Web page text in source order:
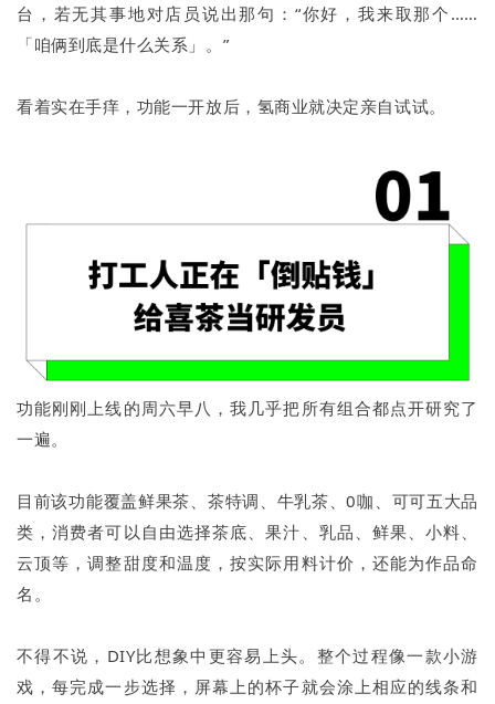
台，若无其事地对店员说出那句：“你好，我来取那个……
「咱俩到底是什么关系」。”
看着实在手痒，功能一开放后，氢商业就决定亲自试试。
功能刚刚上线的周六早八，我几乎把所有组合都点开研究了
一遍。
目前该功能覆盖鲜果茶、茶特调、牛乳茶、0咖、可可五大品
类，消费者可以自由选择茶底、果汁、乳品、鲜果、小料、
云顶等，调整甜度和温度，按实际用料计价，还能为作品命
名。
不得不说，DIY比想象中更容易上头。整个过程像一款小游
戏，每完成一步选择，屏幕上的杯子就会涂上相应的线条和